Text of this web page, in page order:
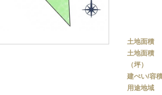
土地面積
土地面積
（坪）
建ぺい/容
用途地域